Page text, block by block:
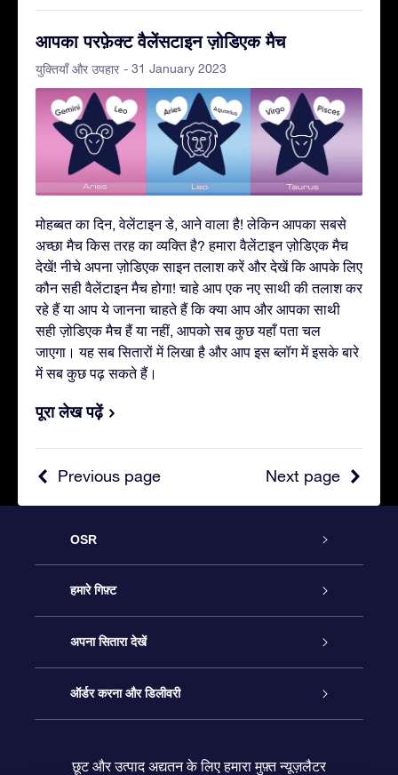
आपका परफ़ेक्ट वैलेंसटाइन ज़ोडिएक मैच
युक्तियाँ और उपहार - 31 January 2023
मोहब्बत का दिन, वेलेंटाइन डे, आने वाला है! लेकिन आपका सबसे
अच्छा मैच किस तरह का व्यक्ति है? हमारा वैलेंटाइन ज़ोडिएक मैच
देखें! नीचे अपना ज़ोडिएक साइन तलाश करें और देखें कि आपके लिए
कौन सही वैलेंटाइन मैच होगा! चाहे आप एक नए साथी की तलाश कर
रहे हैं या आप ये जानना चाहते हैं कि क्या आप और आपका साथी
सही ज़ोडिएक मैच हैं या नहीं, आपको सब कुछ यहाँ पता चल
जाएगा। यह सब सितारों में लिखा है और आप इस ब्लॉग में इसके बारे
में सब कुछ पढ़ सकते हैं।
पूरा लेख पढ़ें
Next page
Previous page
OSR
ग्राहक सेवा
हमसे संपर्क करें
ब्लॉग
हमारे गिफ़्ट
ऑनलाइन स्टार गिफ़्ट
OSR गिफ़्ट पैक
अपना सितारा देखें
स्टार रजिस्टर
ऑर्डर करना और डिलीवरी
छूट और उत्पाद अद्यतन के लिए हमारा मुफ़्त न्यूज़लैटर